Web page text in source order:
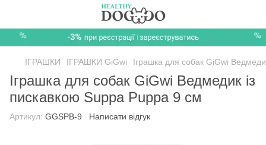
ІГРАШКИ ІГРАШКИ GiGwi Іграшка для собак GiGwi
Іграшка для собак GiGwi Ведмедик із
пискавкою Suppa Puppa 9 см
Артикул: GGSPB-9 Написати відгук